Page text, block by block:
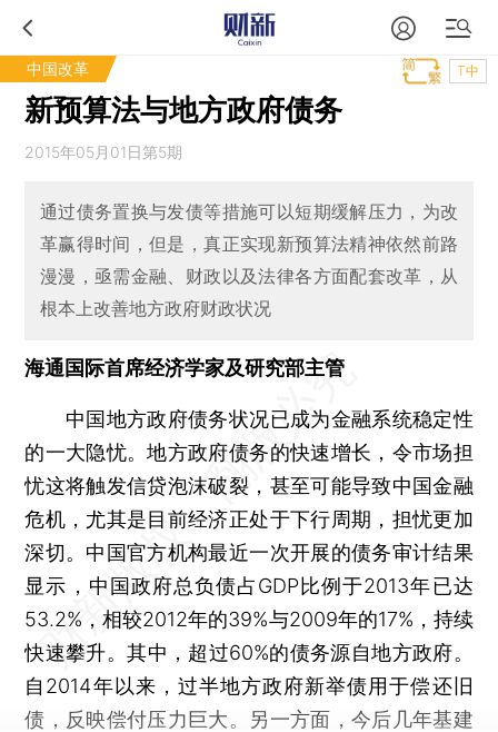
中国改革 T中
新预算法与地方政府债务
2015年05月01日第5期
通过债务置换与发债等措施可以短期缓解压力，为改
革赢得时间，但是，真正实现新预算法精神依然前路
漫漫，亟需金融、财政以及法律各方面配套改革，从
根本上改善地方政府财政状况
海通国际首席经济学家及研究部主管
中国地方政府债务状况已成为金融系统稳定性
的一大隐忧。地方政府债务的快速增长，令市场担
忧这将触发信贷泡沫破裂，甚至可能导致中国金融
危机，尤其是目前经济正处于下行周期，担忧更加
深切。中国官方机构最近一次开展的债务审计结果
显示，中国政府总负债占GDP比例于2013年已达
53.2%，相较2012年的39%与2009年的17%，持续
快速攀升。其中，超过60%的债务源自地方政府。
自2014年以来，过半地方政府新举债用于偿还旧
债，反映偿付压力巨大。另一方面，今后几年基建